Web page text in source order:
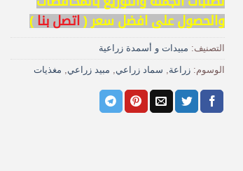
والحصول على افضل سعر ( اتصل بنا )
التصنيف: مبيدات و أسمدة زراعية
الوسوم: زراعة سماد زراعي مبيد زراعي مغذيات